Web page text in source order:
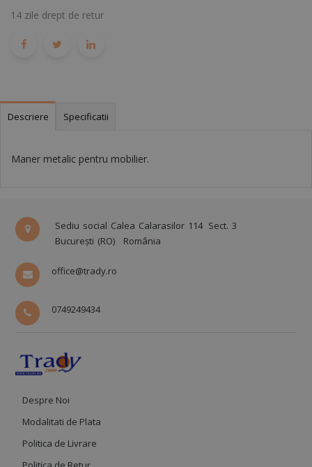
14 zile drept de retur
Descriere Specificatii
Maner metalic pentru mobilier.
Sediu social Calea Calarasilor 114 Sect. 3
București (RO)
România
office@trady.ro
0749249434
Despre Noi
Modalitati de Plata
Politica de Livrare